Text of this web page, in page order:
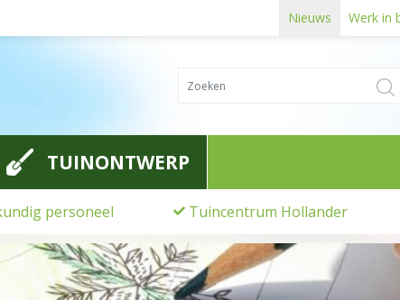
Nieuws Werk in
TUINONTWERP
personeel Tuincentrum Hollander